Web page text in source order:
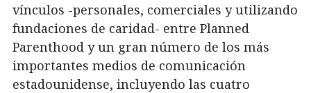
vínculos -personales, comerciales y utilizando
fundaciones de caridad- entre Planned
Parenthood y un gran número de los más
importantes medios de comunicación
estadounidense, incluyendo las cuatro